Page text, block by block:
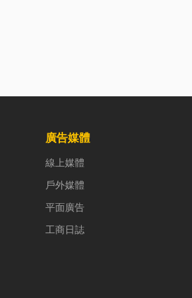
廣告媒體
線上媒體
戶外媒體
平面廣告
工商日誌